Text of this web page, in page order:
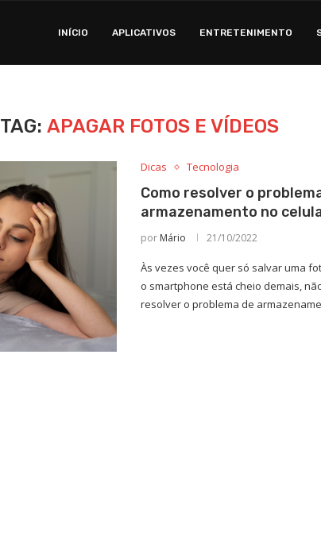
INÍCIO APLICATIVOS ENTRETENIMENTO
TAG:APAGAR FOTOS E VÍDEOS
Dicas Tecnologia
Como resolver o
armazenamento no
por Mário 21/10/2022
Às vezes você quer só salvar uma
o smartphone está cheio demais,
resolver o problema de